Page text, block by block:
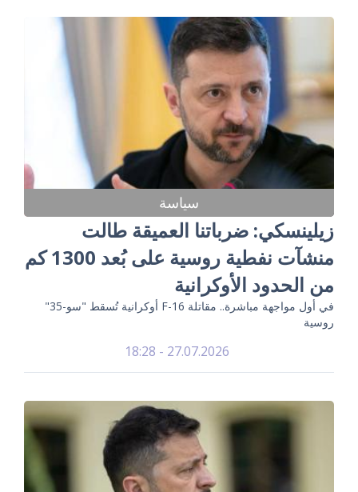
سياسة
زيلينسكي: ضرباتنا العميقة طالت
منشآت نفطية روسية على بُعد 1300 كم
من الحدود الأوكرانية
في أول مواجهة مباشرة.. مقاتلة F-16 أوكرانية تُسقط "سو-35"
روسية
27.07.2026 - 18:28